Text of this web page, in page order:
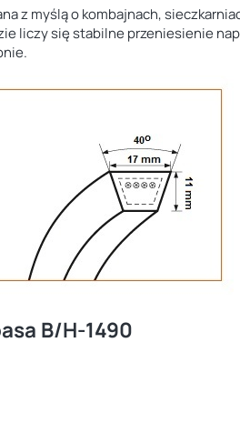
z myślą o kombajnach,
liczy się stabilne przeniesienie
B/H-1490